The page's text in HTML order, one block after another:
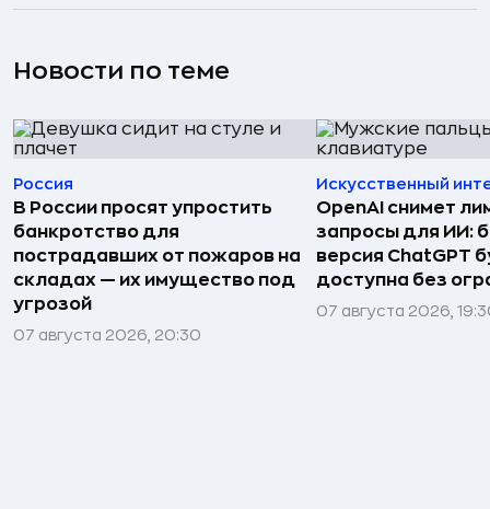
Новости по теме
Россия
В России просят упростить
банкротство для
пострадавших от пожаров на
складах — их имущество под
угрозой
07 августа 2026, 20:30
Искусственный
OpenAI снимет
запросы для ИИ:
версия ChatGPT
доступна без
07 августа 2026,